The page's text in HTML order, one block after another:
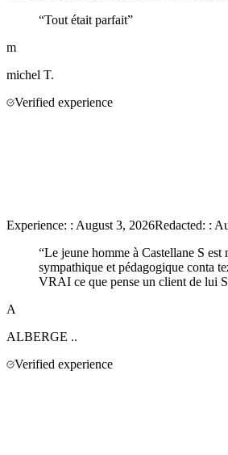
“Tout était parfait”
m
michel T.
Verified experience
Experience: : August 3, 2026Redacted: :
“Le jeune homme à Castellane S est
sympathique et pédagogique conta
VRAI ce que pense un client de lui
A
ALBERGE ..
Verified experience